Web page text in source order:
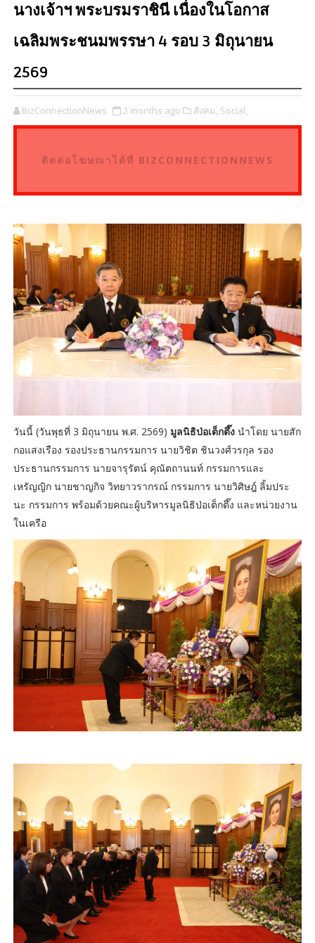
นางเจ้าฯ พระบรมราชินี เนื่องในโอกาส
เฉลิมพระชนมพรรษา 4 รอบ 3 มิถุนายน
2569
BizConnectionNews 2 months ago สังคม, Social,
ติดต่อโฆษณาได้ที่ BIZCONNECTIONNEWS
วันนี้ (วันพุธที่ 3 มิถุนายน พ.ศ. 2569) มูลนิธิป่อเต็กตึ๊งนำโดย นายสัก
กอแสงเรือง รองประธานกรรมการ นายวิชิต ชินวงศ์วรกุล รอง
ประธานกรรมการ นายจารุรัตน์ คุณัตถานนท์ กรรมการและ
เหรัญญิก นายชาญกิจ วิทยาวรากรณ์ กรรมการ นายวิศิษฎ์ ลิ้มประ
นะ กรรมการ พร้อมด้วยคณะผู้บริหารมูลนิธิป่อเต็กตึ๊ง และหน่วยงาน
ในเครือ